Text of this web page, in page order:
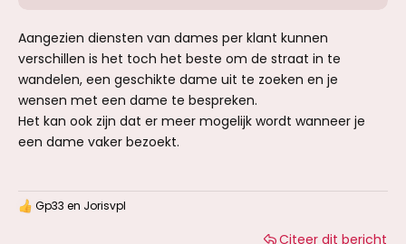
Aangezien diensten van dames per klant kunnen
verschillen is het toch het beste om de straat in te
wandelen, een geschikte dame uit te zoeken en je
wensen met een dame te bespreken.
Het kan ook zijn dat er meer mogelijk wordt wanneer je
een dame vaker bezoekt.
W Gp33 en Jorisvpl
Citeer dit bericht